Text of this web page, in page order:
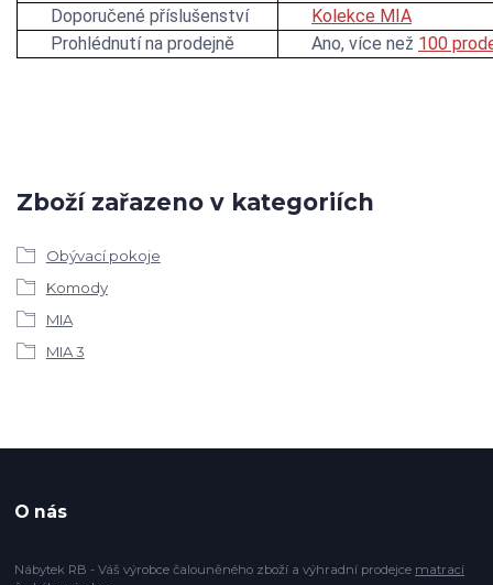
Doporučené příslušenství
Kolekce MIA
Prohlédnutí na prodejně
Ano, více než 100
Zboží zařazeno v kategoriích
Obývací pokoje
Komody
MIA
MIA 3
O nás
Nábytek RB - Váš výrobce čalouněného zboží a výhradní prodejce matrací